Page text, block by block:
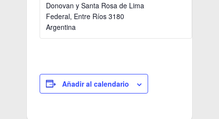
Donovan y Santa Rosa de Lima
Federal, Entre Ríos 3180
Argentina
Añadir al calendario